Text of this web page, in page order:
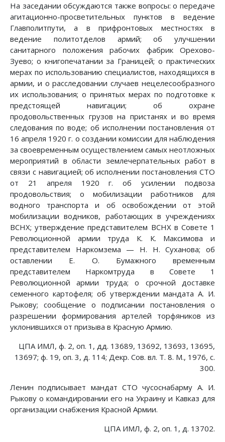
На заседании обсуждаются также вопросы: о передаче
агитационно-просветительных пунктов в ведение
Главполитпути, а в прифронтовых местностях в
ведение политотделов армий; об улучшении
санитарного положения рабочих фабрик Орехово-
Зуево; о книгопечатании за Границей; о практических
мерах по использованию специалистов, находящихся в
армии, и о расследовании случаев нецелесообразного
их использования; о принятых мерах по подготовке к
предстоящей навигации; об охране
продовольственных грузов на пристанях и во время
следования по воде; об исполнении постановления от
16 апреля 1920 г. о создании комиссии для наблюдения
за своевременным осуществлением самых неотложных
мероприятий в области землечерпательных работ в
связи с навигацией; об исполнении постановления СТО
от 21 апреля 1920 г. об усилении подвоза
продовольствия; о мобилизации работников для
водного транспорта и об освобождении от этой
мобилизации водников, работающих в учреждениях
ВСНХ; утверждение представителем ВСНХ в Совете 1
Революционной армии труда К. К. Максимова и
представителем Наркомзема — Н. Н. Суханова; об
оставлении Е. О. Бумажного временным
представителем Наркомтруда в Совете 1
Революционной армии труда; о срочной доставке
семенного картофеля; об утверждении мандата А. И.
Рыкову; сообщение о подписании постановления о
разрешении формирования артелей торфяников из
уклонившихся от призыва в Красную Армию.
ЦПА ИМЛ, ф. 2, оп. 1, дд. 13689, 13692, 13693, 13695,
13697; ф. 19, оп. 3, д. 114; Декр. Сов. вл. Т. 8. М., 1976, с.
300.
Ленин подписывает мандат СТО чусоснабарму А. И.
Рыкову о командировании его на Украину и Кавказ для
организации снабжения Красной Армии.
ЦПА ИМЛ, ф. 2, оп. 1, д. 13702.